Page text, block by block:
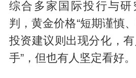
综合多家国际投行与研
判，黄金价格“短期谨慎
投资建议则出现分化，
手”，但也有人坚定看好。